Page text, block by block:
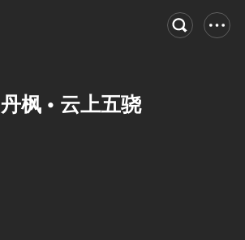
丹枫 • 云上五骁